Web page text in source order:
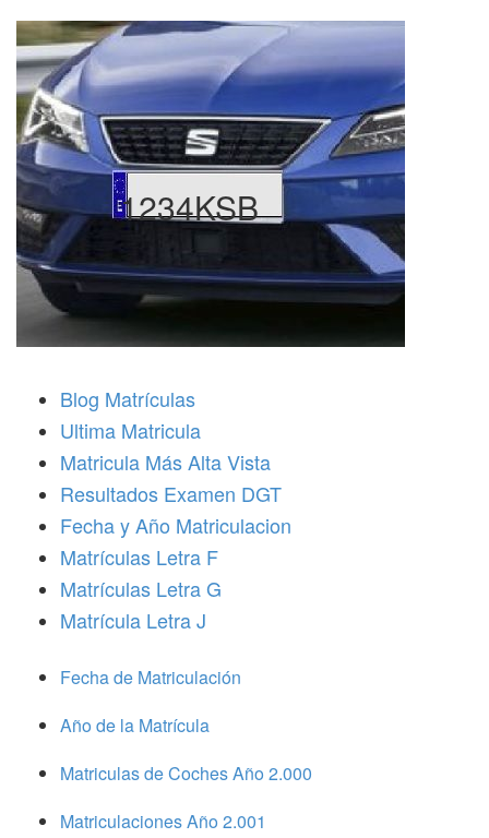
1234KSB
Blog Matrículas
Ultima Matricula
Matricula Más Alta Vista
Resultados Examen DGT
Fecha y Año Matriculacion
Matrículas Letra F
Matrículas Letra G
Matrícula Letra J
Fecha de Matriculación
Año de la Matrícula
Matriculas de Coches Año 2.000
Matriculaciones Año 2.001